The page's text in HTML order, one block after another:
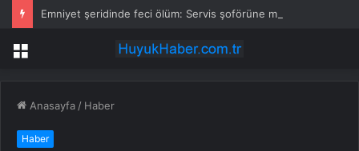
Menü
Anasayfa / Haber
Haber